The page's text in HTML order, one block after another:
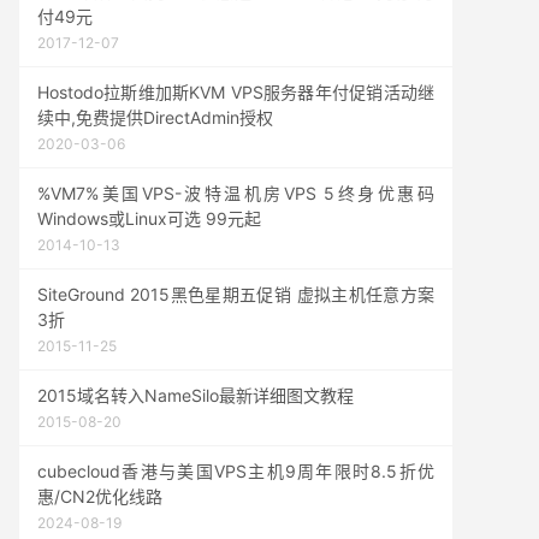
付49元
2017-12-07
Hostodo拉斯维加斯KVM VPS服务器年付促销活动继
续中,免费提供DirectAdmin授权
2020-03-06
%VM7%美国VPS-波特温机房VPS 5终身优惠码
Windows或Linux可选 99元起
2014-10-13
SiteGround 2015黑色星期五促销 虚拟主机任意方案
3折
2015-11-25
2015域名转入NameSilo最新详细图文教程
2015-08-20
cubecloud香港与美国VPS主机9周年限时8.5折优
惠/CN2优化线路
2024-08-19